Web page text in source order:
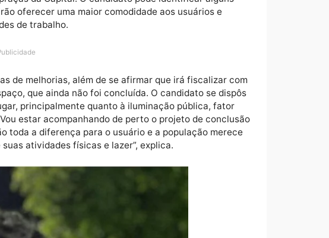
a vereador Alisson Sandubas (PSDB), juntamente com o
que estava no local para reforçar suas propostas
irão oferecer uma maior comodidade aos usuários e
de trabalho.
Publicidade
espaço, que ainda não foi concluída. O candidato se dispôs
lugar, principalmente quanto à iluminação pública, fator
“Vou estar acompanhando de perto o projeto de conclusão
farão toda a diferença para o usuário e a população merece
de suas atividades físicas e lazer”, explica.